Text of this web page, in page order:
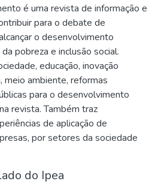
é uma revista de informação e
para o debate de
o desenvolvimento
pobreza e inclusão social.
educação, inovação
meio ambiente, reformas
para o desenvolvimento
revista. Também traz
de aplicação de
por setores da sociedade
do Ipea